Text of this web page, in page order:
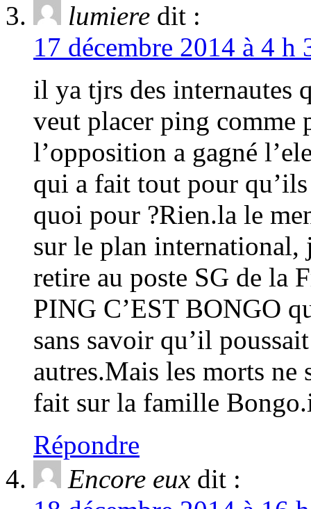
lumiere dit :
17 décembre 2014 à 4
il ya tjrs des internautes
veut placer ping comme
l’opposition a gagné
qui a fait tout pour
quoi pour ?Rien.la le
sur le plan international,
retire au poste SG de la
PING C’EST BONGO
sans savoir qu’il
autres.Mais les morts ne
fait sur la famille
Répondre
Encore eux dit :